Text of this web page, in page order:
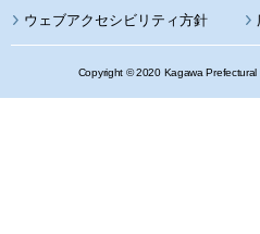
ウェブアクセシビリティ方針
Copyright © 2020 Kagawa Prefectural